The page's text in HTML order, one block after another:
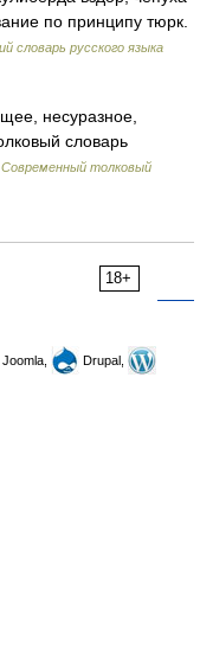
по принципу тюрк.
словарь русского языка
несуразное,
словарь
Современный толковый
18+
Joomla,
Drupal,